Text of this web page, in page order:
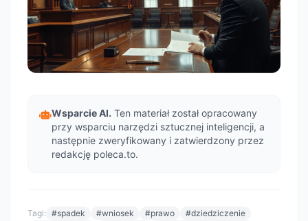
Wsparcie AI. Ten materiał został opracowany
przy wsparciu narzędzi sztucznej inteligencji, a
następnie zweryfikowany i zatwierdzony przez
redakcję poleca.to.
Tagi: #spadek #wniosek #prawo
#dziedziczenie